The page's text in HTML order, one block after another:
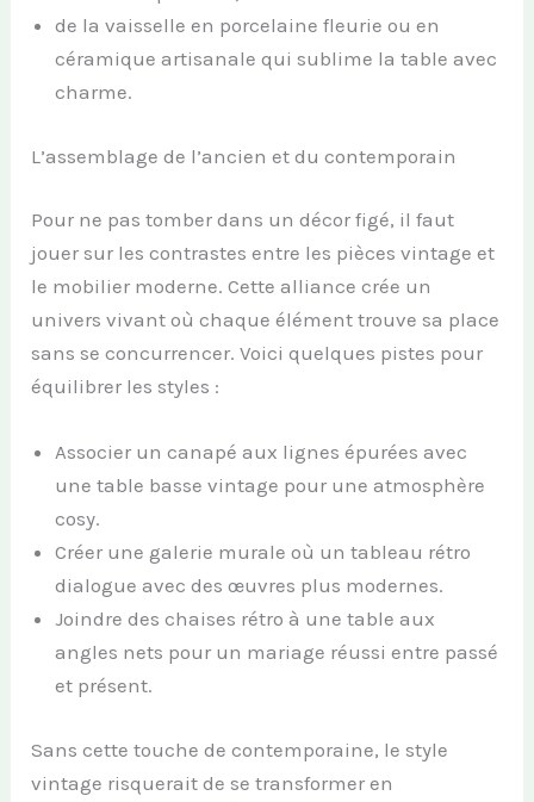
de la vaisselle en porcelaine fleurie ou en
céramique artisanale qui sublime la table avec
charme.
L’assemblage de l’ancien et du contemporain
Pour ne pas tomber dans un décor figé, il faut
jouer sur les contrastes entre les pièces vintage et
le mobilier moderne. Cette alliance crée un
univers vivant où chaque élément trouve sa place
sans se concurrencer. Voici quelques pistes pour
équilibrer les styles :
Associer un canapé aux lignes épurées avec
une table basse vintage pour une atmosphère
cosy.
Créer une galerie murale où un tableau rétro
dialogue avec des œuvres plus modernes.
Joindre des chaises rétro à une table aux
angles nets pour un mariage réussi entre passé
et présent.
Sans cette touche de contemporaine, le style
vintage risquerait de se transformer en